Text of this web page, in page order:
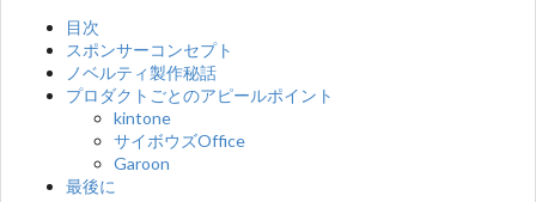
目次
スポンサーコンセプト
ノベルティ製作秘話
プロダクトごとのアピールポイント
kintone
サイボウズOffice
Garoon
最後に